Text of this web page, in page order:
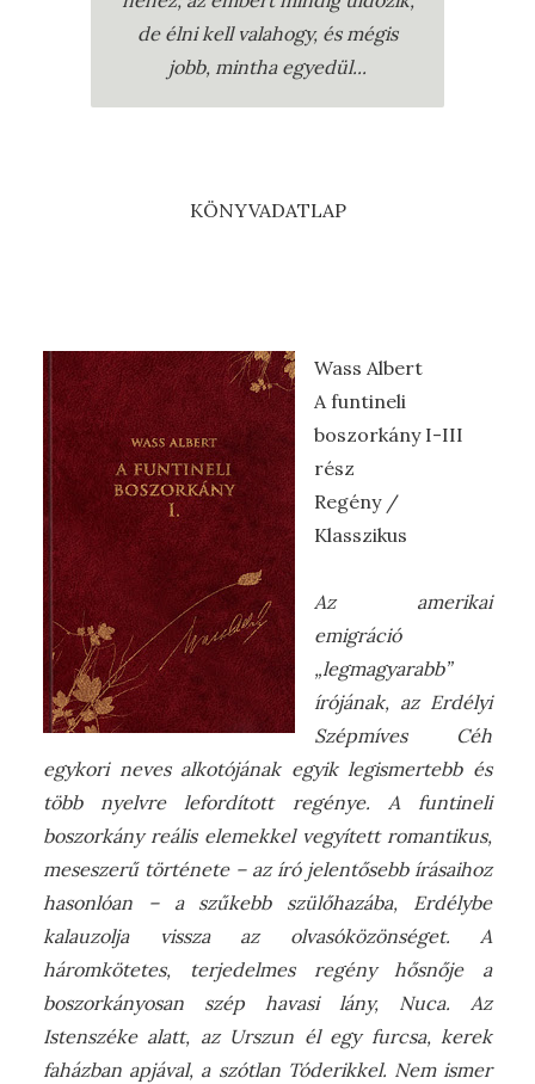
de élni kell valahogy, és mégis
jobb, mintha egyedül...
KÖNYVADATLAP
Wass Albert
A funtineli
boszorkány I-III
rész
Regény /
Klasszikus
Az amerikai
emigráció
„legmagyarabb”
írójának, az Erdélyi
Szépmíves Céh
egykori neves alkotójának egyik legismertebb és
több nyelvre lefordított regénye. A funtineli
boszorkány reális elemekkel vegyített romantikus,
meseszerű története – az író jelentősebb írásaihoz
hasonlóan – a szűkebb szülőhazába, Erdélybe
kalauzolja vissza az olvasóközönséget. A
háromkötetes, terjedelmes regény hősnője a
boszorkányosan szép havasi lány, Nuca. Az
Istenszéke alatt, az Urszun él egy furcsa, kerek
faházban apjával, a szótlan Tóderikkel. Nem ismer